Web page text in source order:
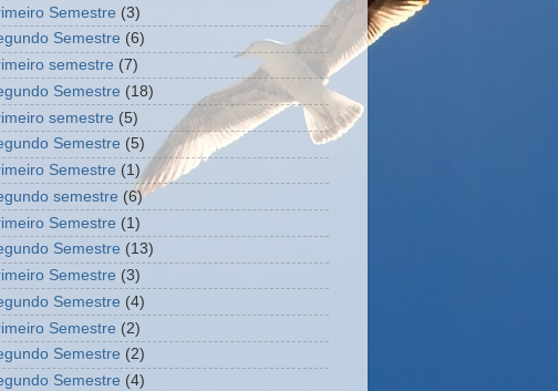
Semestre (3)
Semestre (6)
semestre (7)
Semestre (18)
semestre (5)
Semestre (5)
Semestre (1)
semestre (6)
Semestre (1)
Semestre (13)
Semestre (3)
Semestre (4)
Semestre (2)
Semestre (2)
Semestre (4)